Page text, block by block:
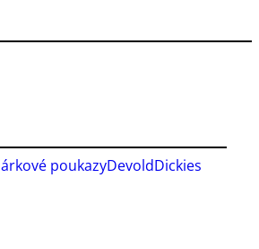
poukazyDevoldDickies